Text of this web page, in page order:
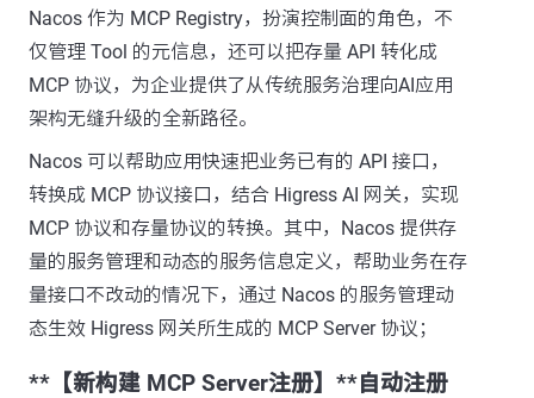
Nacos 作为 MCP Registry，扮演控制面的角色，不
仅管理 Tool 的元信息，还可以把存量 API 转化成
MCP 协议，为企业提供了从传统服务治理向AI应用
架构无缝升级的全新路径。
Nacos 可以帮助应用快速把业务已有的 API 接口，
转换成 MCP 协议接口，结合 Higress AI 网关，实现
MCP 协议和存量协议的转换。其中，Nacos 提供存
量的服务管理和动态的服务信息定义，帮助业务在存
量接口不改动的情况下，通过 Nacos 的服务管理动
态生效 Higress 网关所生成的 MCP Server 协议；
**【新构建 MCP Server注册】**自动注册